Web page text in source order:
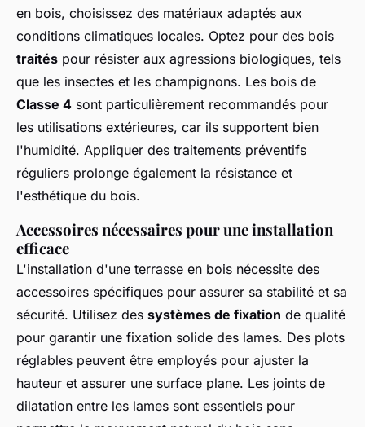
en bois, choisissez des matériaux adaptés aux
conditions climatiques locales. Optez pour des bois
traités pour résister aux agressions biologiques, tels
que les insectes et les champignons. Les bois de
Classe 4 sont particulièrement recommandés pour
les utilisations extérieures, car ils supportent bien
l'humidité. Appliquer des traitements préventifs
réguliers prolonge également la résistance et
l'esthétique du bois.
Accessoires nécessaires pour une installation
efficace
L'installation d'une terrasse en bois nécessite des
accessoires spécifiques pour assurer sa stabilité et sa
sécurité. Utilisez des systèmes de fixation de qualité
pour garantir une fixation solide des lames. Des plots
réglables peuvent être employés pour ajuster la
hauteur et assurer une surface plane. Les joints de
dilatation entre les lames sont essentiels pour